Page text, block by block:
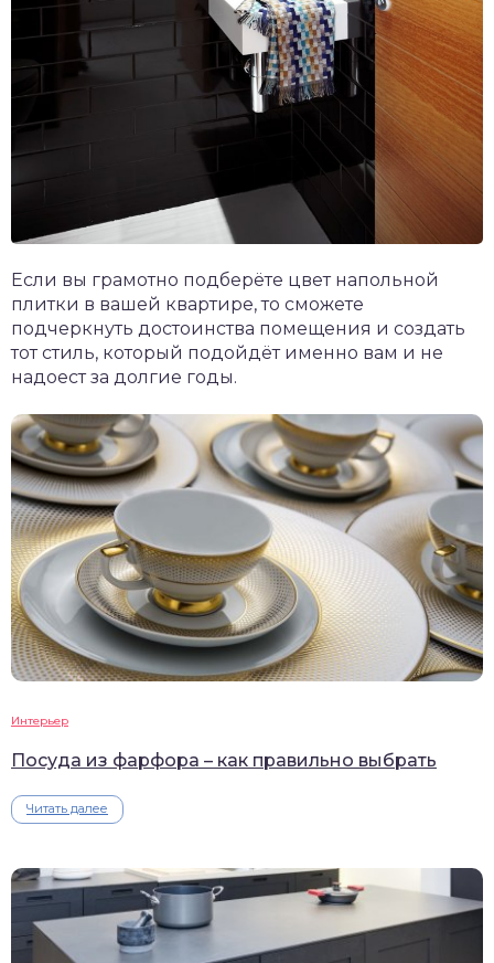
Если вы грамотно подберёте цвет напольной
плитки в вашей квартире, то сможете
подчеркнуть достоинства помещения и создать
тот стиль, который подойдёт именно вам и не
надоест за долгие годы.
Интерьер
Посуда из фарфора – как правильно выбрать
Читать далее